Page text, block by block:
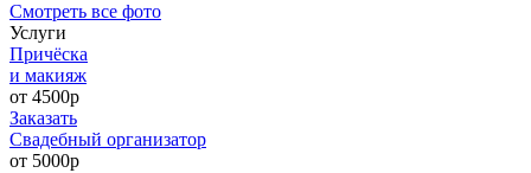
Cмотреть все фото
Услуги
Причёска
и макияж
от 4500р
Заказать
Свадебный организатор
от 5000р